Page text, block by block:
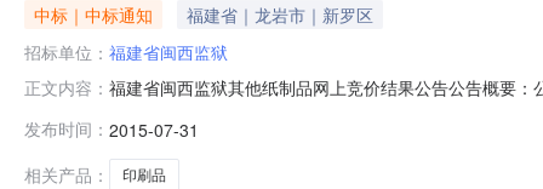
中标｜中标通知
福建省｜龙岩市｜新罗区
招标单位： 福建省闽西监狱
正文内容： 福建省闽西监狱其他纸制品网上竞价结果公告公告概要
罗区中城凤凰北路2号采购人联系方式5380509代理机构
发布时间： 2015-07-31
相关产品：
印刷品